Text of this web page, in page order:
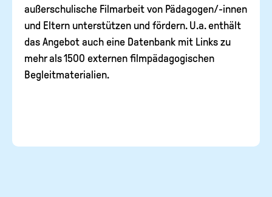
außerschulische Filmarbeit von Pädagogen/-innen
und Eltern unterstützen und fördern. U.a. enthält
das Angebot auch eine Datenbank mit Links zu
mehr als 1500 externen filmpädagogischen
Begleitmaterialien.